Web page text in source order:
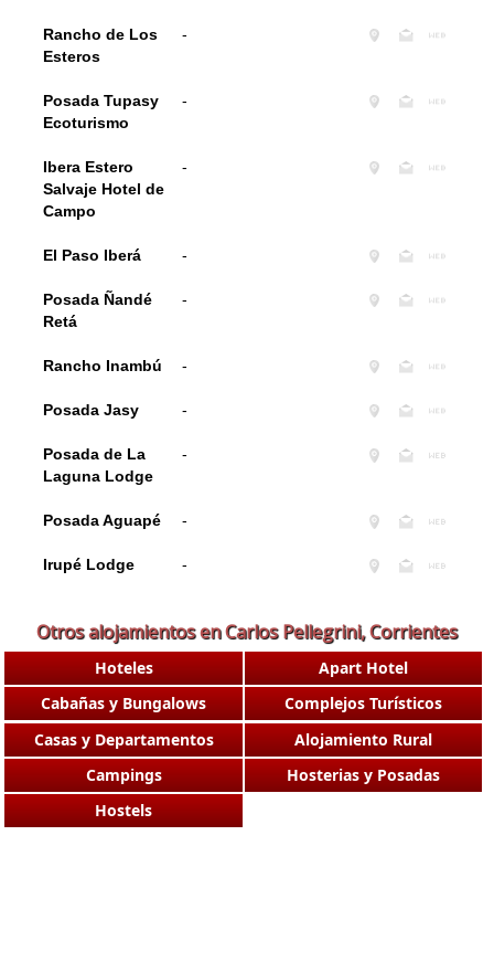
Rancho de Los
Esteros
-
Posada Tupasy
Ecoturismo
-
Ibera Estero
Salvaje Hotel de
Campo
-
El Paso Iberá -
Posada Ñandé
Retá
-
Rancho Inambú -
Posada Jasy -
Posada de La
Laguna Lodge
-
Posada Aguapé -
Irupé Lodge -
Otros alojamientos en Carlos Pellegrini, Corrientes
Hoteles
Apart Hotel
Cabañas y Bungalows
Complejos Turísticos
Casas y Departamentos
Alojamiento Rural
Campings
Hosterias y Posadas
Hostels